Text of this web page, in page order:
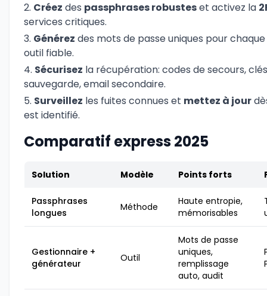
Créez des passphrases robusteset activez la
services critiques.
Générez des mots de passe uniques pour
outil fiable.
Sécurisez la récupération: codes de secours,
sauvegarde, email secondaire.
Surveillez les fuites connues et mettez à jour
est identifié.
Comparatif express 2025
Solution Modèle Points forts
Passphrases
longues
Méthode
Haute entropie,
mémorisables
Gestionnaire +
générateur
Outil
Mots de passe
uniques,
remplissage
auto, audit